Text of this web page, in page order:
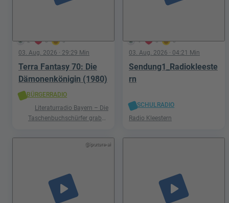
2 0 0
03. Aug. 2026 · 29:29 Min
Terra Fantasy 70: Die
Dämonenkönigin (1980)
BÜRGERRADIO
Literaturradio Bayern – Die
Taschenbuchschürfer graben
Phantastik
4 0 0
03. Aug. 2026 · 04:21 Min
Sendung1_Radiokleeste
rn
SCHULRADIO
Radio Kleestern
@iputure-ai
play_arrow play_arrow